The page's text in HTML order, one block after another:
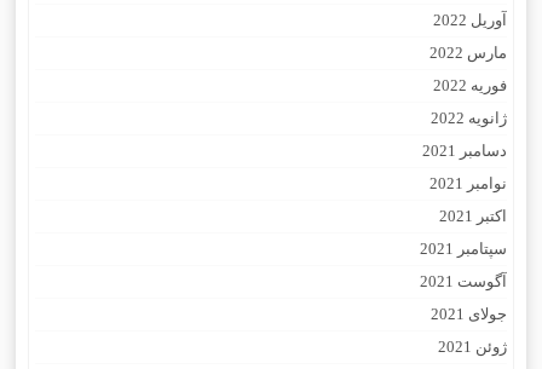
آوریل 2022
مارس 2022
فوریه 2022
ژانویه 2022
دسامبر 2021
نوامبر 2021
اکتبر 2021
سپتامبر 2021
آگوست 2021
جولای 2021
ژوئن 2021